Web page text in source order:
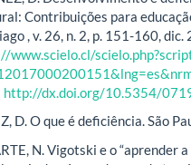
Contribuições para
, v. 26, n. 2, p. 151-160,
www.scielo.cl/
http://dx.doi.org/10.5354/
D. O que é deficiência. São
N. Vigotski e o “aprender